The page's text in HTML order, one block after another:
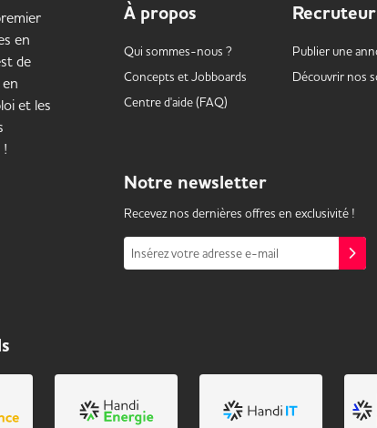
en
de
et les
À propos
Qui sommes-nous ?
Concepts etJobboards
Centre d'aide (FAQ)
Recruteur
Publier une
Découvrir nos
Notre newsletter
Recevez nos dernières offres en exclusivité !
Insérez votre adresse e-mail